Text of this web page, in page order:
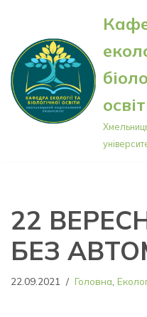
Перейти
до
вмісту
22
БЕЗ
22.09.2021 Головна